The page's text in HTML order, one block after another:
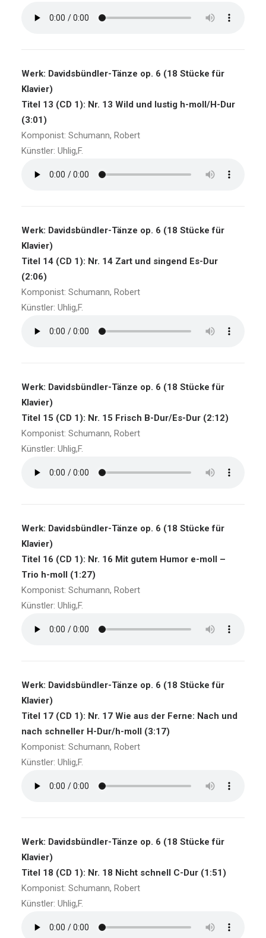
Werk: Davidsbündler-Tänze op. 6 (18 Stücke für
Klavier)
Titel 13 (CD 1): Nr. 13 Wild und lustig h-moll/H-Dur
(3:01)
Komponist: Schumann, Robert
Künstler: Uhlig,F.
Werk: Davidsbündler-Tänze op. 6 (18 Stücke für
Klavier)
Titel 14 (CD 1): Nr. 14 Zart und singend Es-Dur
(2:06)
Komponist: Schumann, Robert
Künstler: Uhlig,F.
Werk: Davidsbündler-Tänze op. 6 (18 Stücke für
Klavier)
Titel 15 (CD 1): Nr. 15 Frisch B-Dur/Es-Dur (2:12)
Komponist: Schumann, Robert
Künstler: Uhlig,F.
Werk: Davidsbündler-Tänze op. 6 (18 Stücke für
Klavier)
Titel 16 (CD 1): Nr. 16 Mit gutem Humor e-moll –
Trio h-moll (1:27)
Komponist: Schumann, Robert
Künstler: Uhlig,F.
Werk: Davidsbündler-Tänze op. 6 (18 Stücke für
Klavier)
Titel 17 (CD 1): Nr. 17 Wie aus der Ferne: Nach und
nach schneller H-Dur/h-moll (3:17)
Komponist: Schumann, Robert
Künstler: Uhlig,F.
Werk: Davidsbündler-Tänze op. 6 (18 Stücke für
Klavier)
Titel 18 (CD 1): Nr. 18 Nicht schnell C-Dur (1:51)
Komponist: Schumann, Robert
Künstler: Uhlig,F.